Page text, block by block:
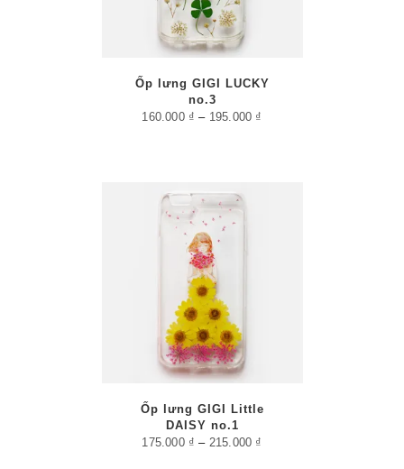
Ốp lưng GIGI LUCKY
no.3
160.000 ₫ – 195.000 ₫
Ốp lưng GIGI Little
DAISY no.1
175.000 ₫ – 215.000 ₫